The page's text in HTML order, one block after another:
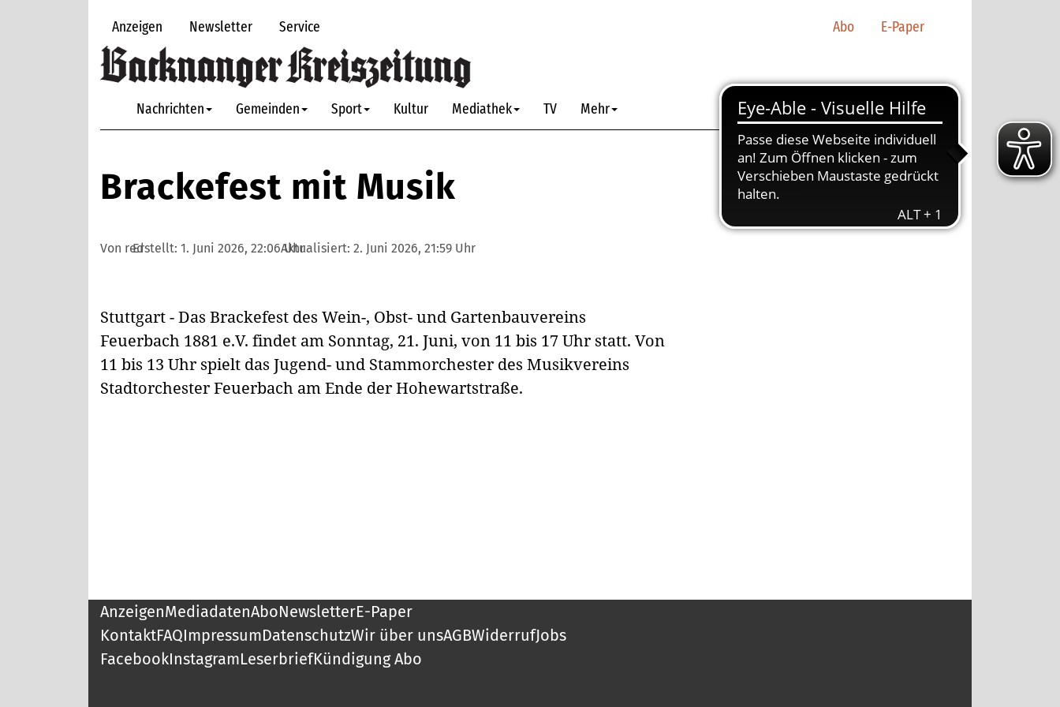
Anzeigen Newsletter Service Abo E-Paper
Nachrichten Gemeinden Sport Kultur Mediathek TV Mehr
Brackefest mit Musik
Von redErstellt: 1. Juni 2026, 22:06 UhrAktualisiert: 2. Juni 2026, 21:59 Uhr
Stuttgart - Das Brackefest des Wein-, Obst- und Gartenbauvereins
Feuerbach 1881 e.V. findet am Sonntag, 21. Juni, von 11 bis 17 Uhr statt. Von
11 bis 13 Uhr spielt das Jugend- und Stammorchester des Musikvereins
Stadtorchester Feuerbach am Ende der Hohewartstraße.
AnzeigenMediadatenAboNewsletterE-Paper
KontaktFAQImpressumDatenschutzWir über unsAGBWiderrufJobs
FacebookInstagramLeserbriefKündigung Abo